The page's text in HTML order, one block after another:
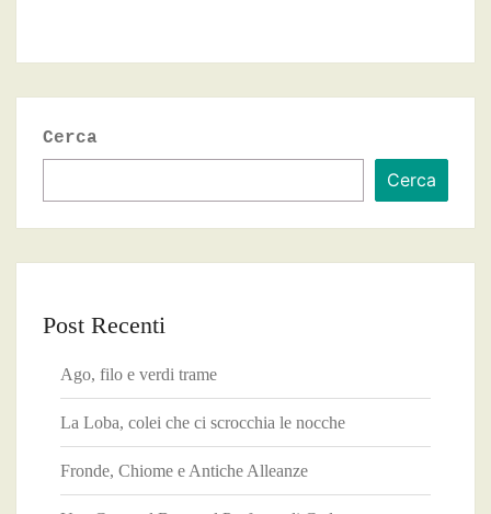
Cerca
Cerca
Post Recenti
Ago, filo e verdi trame
La Loba, colei che ci scrocchia le nocche
Fronde, Chiome e Antiche Alleanze